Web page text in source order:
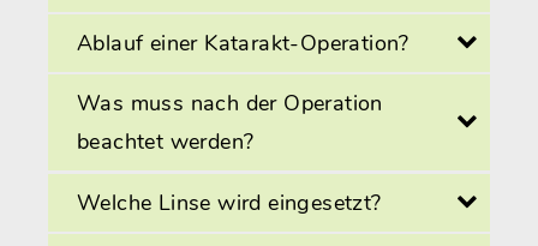
Ablauf einer Katarakt-Operation?
Was muss nach der Operation
beachtet werden?
Welche Linse wird eingesetzt?